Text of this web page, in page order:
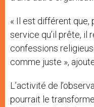
« Il est différent que,
service qu’il prête, il
confessions
comme juste »,
L’activité de
pourrait le